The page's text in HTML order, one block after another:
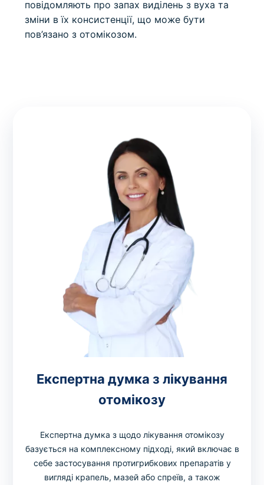
повідомляють про запах виділень з вуха та
зміни в їх консистенції, що може бути
пов’язано з отомікозом.
Експертна думка з лікування
отомікозу
Експертна думка з щодо лікування отомікозу
базується на комплексному підході, який включає в
себе застосування протигрибкових препаратів у
вигляді крапель, мазей або спреїв, а також